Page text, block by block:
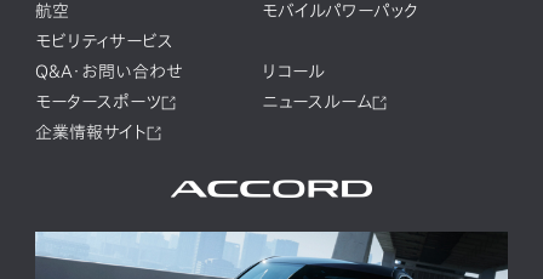
航空
モバイルパワーパック
モビリティサービス
Q&A・お問い合わせ
リコール
モータースポーツ
ニュースルーム
企業情報サイト